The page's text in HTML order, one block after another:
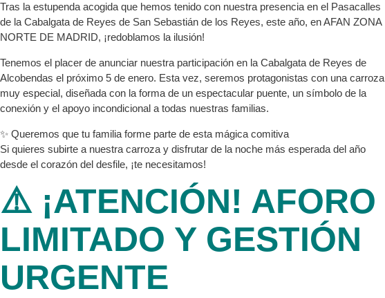
Tras la estupenda acogida que hemos tenido con nuestra presencia en el Pasacalles
de la Cabalgata de Reyes de San Sebastián de los Reyes, este año, en AFAN ZONA
NORTE DE MADRID, ¡redoblamos la ilusión!
Tenemos el placer de anunciar nuestra participación en la Cabalgata de Reyes de
Alcobendas el próximo 5 de enero. Esta vez, seremos protagonistas con una carroza
muy especial, diseñada con la forma de un espectacular puente, un símbolo de la
conexión y el apoyo incondicional a todas nuestras familias.
✨ Queremos que tu familia forme parte de esta mágica comitiva
Si quieres subirte a nuestra carroza y disfrutar de la noche más esperada del año
desde el corazón del desfile, ¡te necesitamos!
⚠️ ¡ATENCIÓN! AFORO
LIMITADO Y GESTIÓN
URGENTE